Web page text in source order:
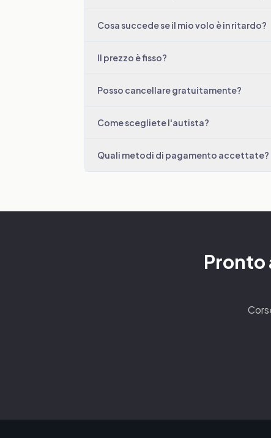
Cosa succede se il mio volo è in ritardo?
Il prezzo è fisso?
Posso cancellare gratuitamente?
Come scegliete l'autista?
Quali metodi di pagamento accettate?
Pronto